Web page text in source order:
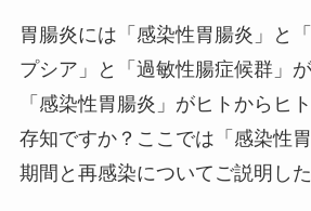
胃腸炎には「感染性胃腸炎」と
プシア」と「過敏性腸症候群」が
「感染性胃腸炎」がヒトからヒ
存知ですか？ここでは「感染性
期間と再感染についてご説明し